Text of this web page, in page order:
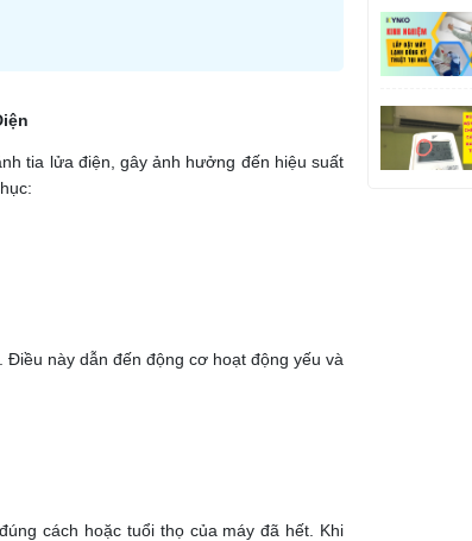
tia lửa điện, gây ảnh hưởng đến hiệu suất
này dẫn đến động cơ hoạt động yếu và
cách hoặc tuổi thọ của máy đã hết. Khi